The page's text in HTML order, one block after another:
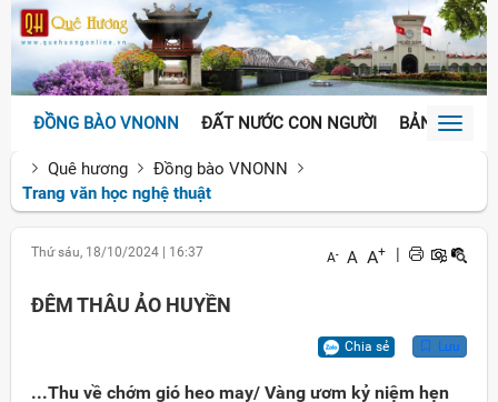
ĐỒNG BÀO VNONN ĐẤT NƯỚC CON NGƯỜI BẢN SẮCToggle
Quê hương
Đồng bào VNONN
Trang văn học nghệ thuật
Thứ sáu, 18/10/2024 16:37 A- A A+
ĐÊM THÂU ẢO HUYỀN
Chia sẻ Lưu
...Thu về chớm gió heo may/ Vàng ươm kỷ niệm hẹn